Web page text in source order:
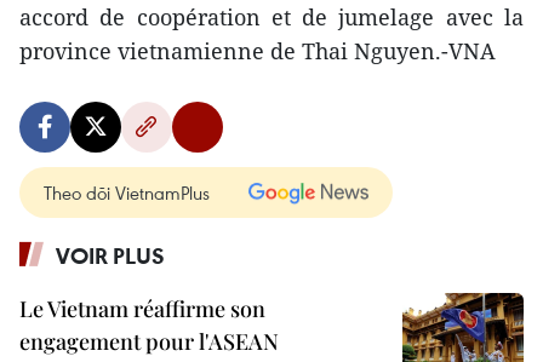
accord de coopération et de jumelage avec la
province vietnamienne de Thai Nguyen.-VNA
Theo dõi VietnamPlus
VOIR PLUS
Le Vietnam réaffirme son
engagement pour l'ASEAN